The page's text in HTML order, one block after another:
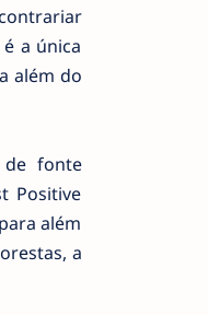
a única
além do
de fonte
Positive
além
a